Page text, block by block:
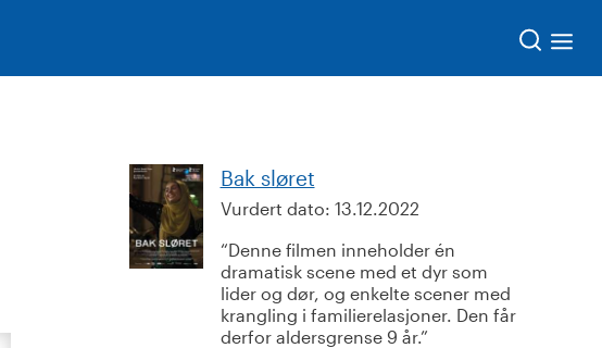
Bak sløret
Vurdert dato: 13.12.2022
Denne filmen inneholder én
dramatisk scene med et dyr som
lider og dør, og enkelte scener med
krangling i familierelasjoner. Den får
derfor aldersgrense 9 år.